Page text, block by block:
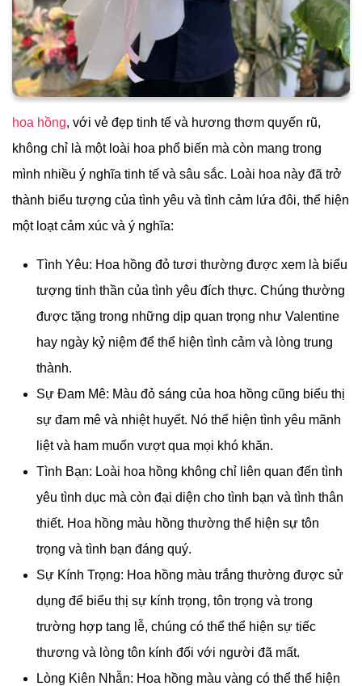
hoa hồng, với vẻ đẹp tinh tế và hương thơm quyến rũ,
không chỉ là một loài hoa phổ biến mà còn mang trong
mình nhiều ý nghĩa tinh tế và sâu sắc. Loài hoa này đã trở
thành biểu tượng của tình yêu và tình cảm lứa đôi, thể hiện
một loạt cảm xúc và ý nghĩa:
Tình Yêu: Hoa hồng đỏ tươi thường được xem là biểu
tượng tinh thần của tình yêu đích thực. Chúng thường
được tặng trong những dịp quan trọng như Valentine
hay ngày kỷ niệm để thể hiện tình cảm và lòng trung
thành.
Sự Đam Mê: Màu đỏ sáng của hoa hồng cũng biểu thị
sự đam mê và nhiệt huyết. Nó thể hiện tình yêu mãnh
liệt và ham muốn vượt qua mọi khó khăn.
Tình Bạn: Loài hoa hồng không chỉ liên quan đến tình
yêu tình dục mà còn đại diện cho tình bạn và tình thân
thiết. Hoa hồng màu hồng thường thể hiện sự tôn
trọng và tình bạn đáng quý.
Sự Kính Trọng: Hoa hồng màu trắng thường được sử
dụng để biểu thị sự kính trọng, tôn trọng và trong
trường hợp tang lễ, chúng có thể thể hiện sự tiếc
thương và lòng tôn kính đối với người đã mất.
Lòng Kiên Nhẫn: Hoa hồng màu vàng có thể thể hiện